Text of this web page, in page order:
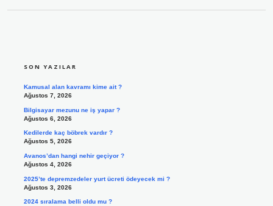
SON YAZILAR
Kamusal alan kavramı kime ait ?
Ağustos 7, 2026
Bilgisayar mezunu ne iş yapar ?
Ağustos 6, 2026
Kedilerde kaç böbrek vardır ?
Ağustos 5, 2026
Avanos’dan hangi nehir geçiyor ?
Ağustos 4, 2026
2025’te depremzedeler yurt ücreti ödeyecek mi ?
Ağustos 3, 2026
2024 sıralama belli oldu mu ?